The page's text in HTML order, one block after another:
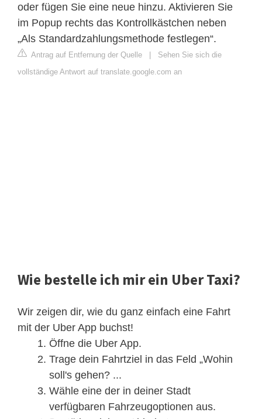
oder fügen Sie eine neue hinzu. Aktivieren Sie
im Popup rechts das Kontrollkästchen neben
„Als Standardzahlungsmethode festlegen“.
Antrag auf Entfernung der Quelle | Sehen Sie sich die
vollständige Antwort auf translate.google.com an
Wie bestelle ich mir ein Uber Taxi?
Wir zeigen dir, wie du ganz einfach eine Fahrt
mit der Uber App buchst!
Öffne die Uber App.
Trage dein Fahrtziel in das Feld „Wohin
soll's gehen? ...
Wähle eine der in deiner Stadt
verfügbaren Fahrzeugoptionen aus.